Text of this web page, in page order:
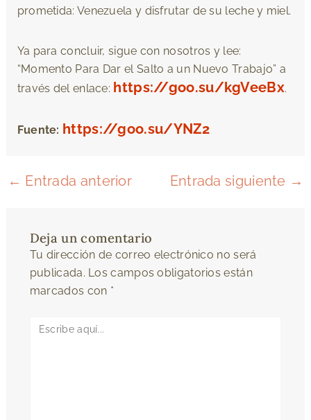
prometida: Venezuela y disfrutar de su leche y miel.
Ya para concluir, sigue con nosotros y lee:
“Momento Para Dar el Salto a un Nuevo Trabajo” a
través del enlace: https://goo.su/kgVeeBx.
Fuente: https://goo.su/YNZ2
← Entrada anterior Entrada siguiente →
Deja un comentario
Tu dirección de correo electrónico no será
publicada. Los campos obligatorios están
marcados con *
Escribe